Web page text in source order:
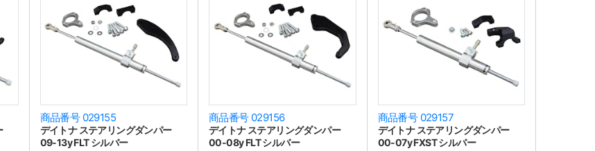
商品番号 029155
デイトナ ステアリングダンパー
09-13y FLT シルバー
商品番号 029156
デイトナ ステアリングダンパー
00-08y FLT シルバー
商品番号 029157
デイトナ ステアリングダンパー
00-07y FXST シルバー